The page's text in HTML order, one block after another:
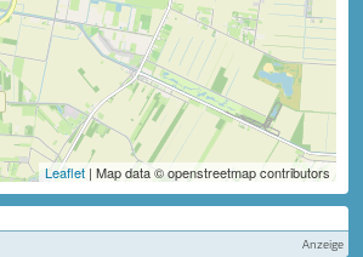
Leaflet | Map data © openstreetmap contributors
Anzeige